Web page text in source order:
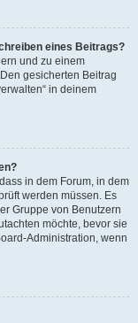
eines Beitrags?
und zu einem
gesicherten Beitrag
in deinem
in dem Forum, in dem
werden müssen. Es
Gruppe von Benutzern
möchte, bevor sie
Administration, wenn